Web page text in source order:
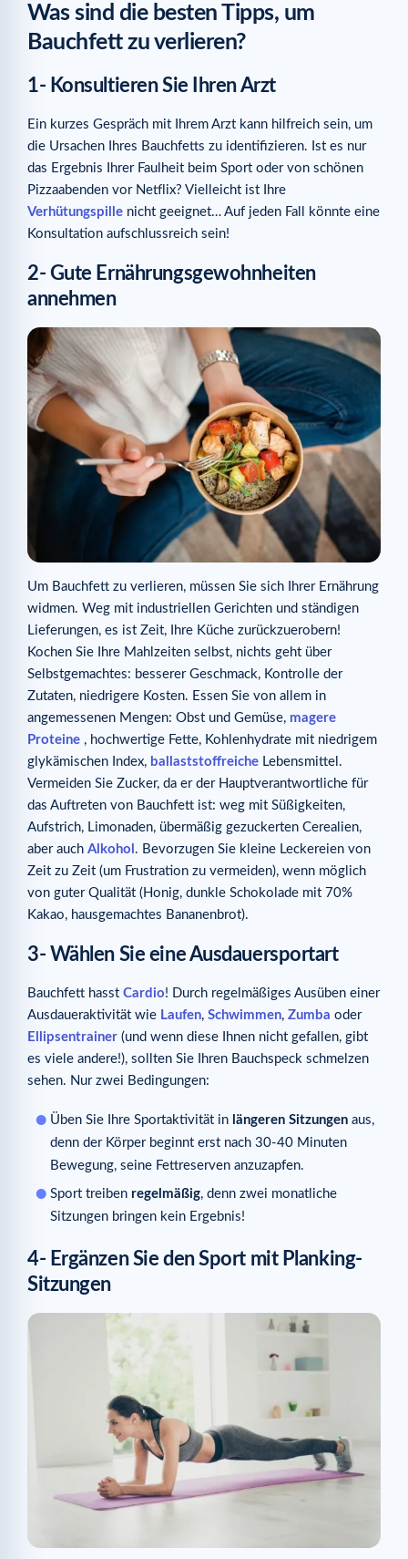
Was sind die besten Tipps, um
Bauchfett zu verlieren?
1- Konsultieren Sie Ihren Arzt
Ein kurzes Gespräch mit Ihrem Arzt kann hilfreich sein, um
die Ursachen Ihres Bauchfetts zu identifizieren. Ist es nur
das Ergebnis Ihrer Faulheit beim Sport oder von schönen
Pizzaabenden vor Netflix? Vielleicht ist Ihre
Verhütungspille nicht geeignet… Auf jeden Fall könnte eine
Konsultation aufschlussreich sein!
2- Gute Ernährungsgewohnheiten
annehmen
Um Bauchfett zu verlieren, müssen Sie sich Ihrer Ernährung
widmen. Weg mit industriellen Gerichten und ständigen
Lieferungen, es ist Zeit, Ihre Küche zurückzuerobern!
Kochen Sie Ihre Mahlzeiten selbst, nichts geht über
Selbstgemachtes: besserer Geschmack, Kontrolle der
Zutaten, niedrigere Kosten. Essen Sie von allem in
angemessenen Mengen: Obst und Gemüse, magere
Proteine , hochwertige Fette, Kohlenhydrate mit niedrigem
glykämischen Index, ballaststoffreiche Lebensmittel.
Vermeiden Sie Zucker, da er der Hauptverantwortliche für
das Auftreten von Bauchfett ist: weg mit Süßigkeiten,
Aufstrich, Limonaden, übermäßig gezuckerten Cerealien,
aber auch Alkohol . Bevorzugen Sie kleine Leckereien von
Zeit zu Zeit (um Frustration zu vermeiden), wenn möglich
von guter Qualität (Honig, dunkle Schokolade mit 70%
Kakao, hausgemachtes Bananenbrot).
3- Wählen Sie eine Ausdauersportart
Bauchfett hasst Cardio! Durch regelmäßiges Ausüben einer
Ausdaueraktivität wie Laufen, Schwimmen, Zumba oder
Ellipsentrainer (und wenn diese Ihnen nicht gefallen, gibt
es viele andere!), sollten Sie Ihren Bauchspeck schmelzen
sehen. Nur zwei Bedingungen:
Üben Sie Ihre Sportaktivität in längeren Sitzungen aus,
denn der Körper beginnt erst nach 30-40 Minuten
Bewegung, seine Fettreserven anzuzapfen.
Sport treiben regelmäßig, denn zwei monatliche
Sitzungen bringen kein Ergebnis!
4- Ergänzen Sie den Sport mit Planking-
Sitzungen